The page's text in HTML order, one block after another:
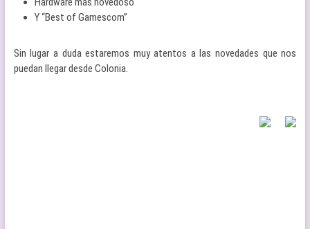
Y “Best of Gamescom”
Sin lugar a duda estaremos muy atentos a las novedades que nos
puedan llegar desde Colonia.